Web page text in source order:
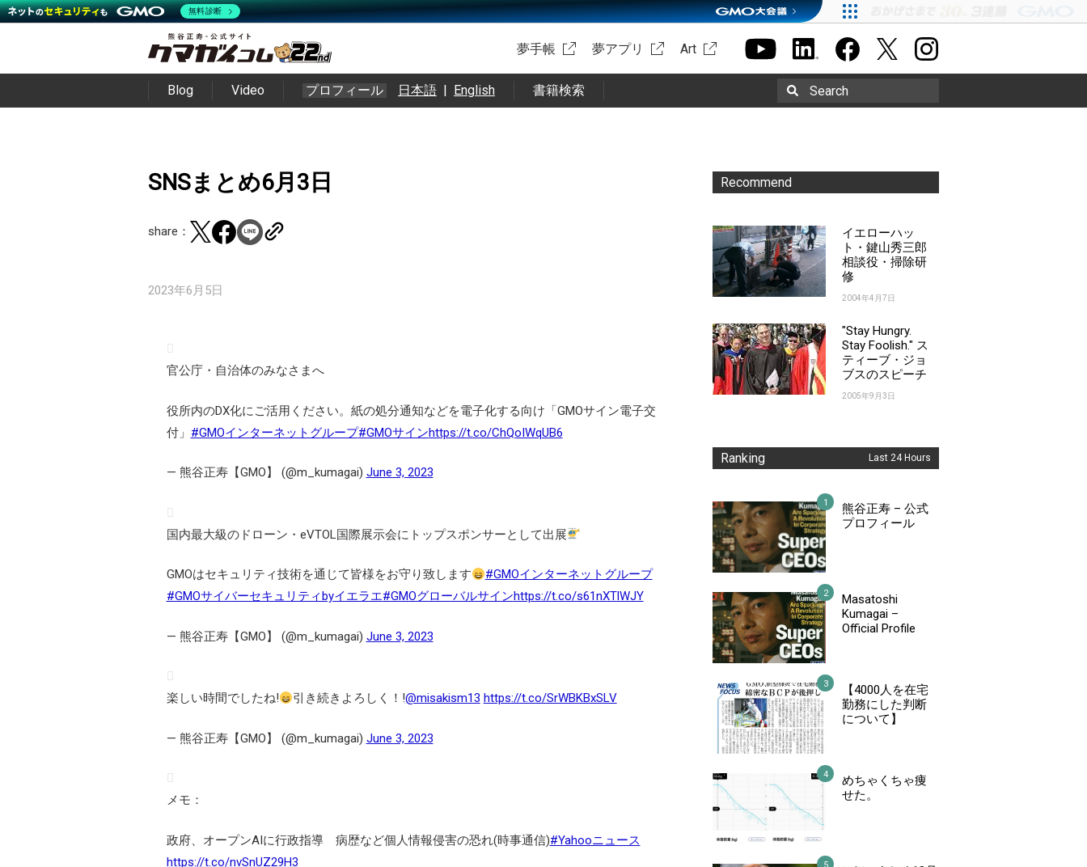
夢手帳 夢アプリ Art
Blog Video プロフィール 日本語 | English 書籍検索 Search
SNSまとめ6月3日
share：
2023年6月5日
官公庁・自治体のみなさまへ
役所内のDX化にご活用ください。紙の処分通知などを電子化する向け「GMOサイン電子交
付」 #GMOインターネットグループ#GMOサインhttps://t.co/ChQoIWqUB6
— 熊谷正寿【GMO】 (@m_kumagai) June 3, 2023
国内最大級のドローン・eVTOL国際展示会にトップスポンサーとして出展
GMOはセキュリティ技術を通じて皆様をお守り致します
#GMOインターネットグループ
#GMOサイバーセキュリティbyイエラエ#GMOグローバルサインhttps://t.co/s61nXTlWJY
— 熊谷正寿【GMO】 (@m_kumagai) June 3, 2023
楽しい時間でしたね! 引き続きよろしく！!@misakism13 https://t.co/SrWBKBxSLV
— 熊谷正寿【GMO】 (@m_kumagai) June 3, 2023
メモ：
政府、オープンAIに行政指導 病歴など個人情報侵害の恐れ(時事通信)#Yahooニュース
https://t.co/nvSnUZ29H3
Recommend
イエローハッ
ト・鍵山秀三郎
相談役・掃除研
修
2004年4月7日
"Stay Hungry.
Stay Foolish." ス
ティーブ・ジョ
ブスのスピーチ
2005年9月3日
Ranking Last 24 Hours
熊谷正寿 – 公式
プロフィール
Masatoshi
Kumagai –
Official Profile
【4000人を在宅
勤務にした判断
について】
めちゃくちゃ痩
せた。
無料診断